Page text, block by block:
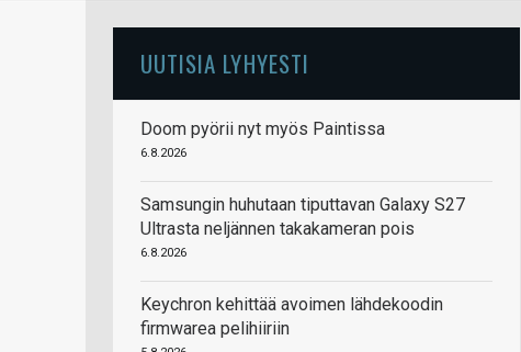
UUTISIA LYHYESTI
Doom pyörii nyt myös Paintissa
6.8.2026
Samsungin huhutaan tiputtavan Galaxy S27
Ultrasta neljännen takakameran pois
6.8.2026
Keychron kehittää avoimen lähdekoodin
firmwarea pelihiiriin